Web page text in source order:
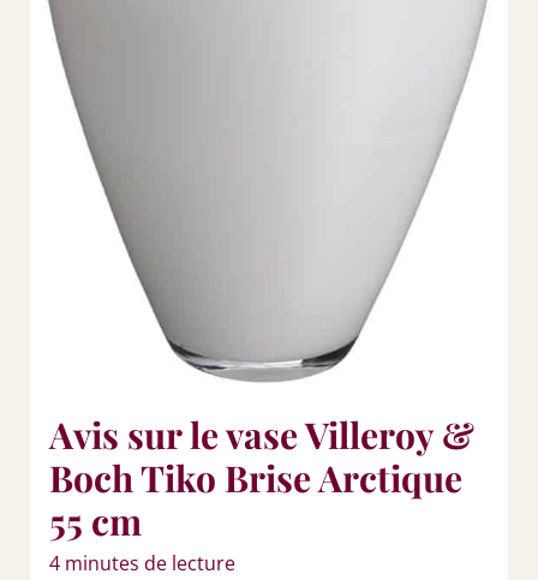
Avis sur le vase Villeroy &
Boch Tiko Brise Arctique
55 cm
4 minutes de lecture